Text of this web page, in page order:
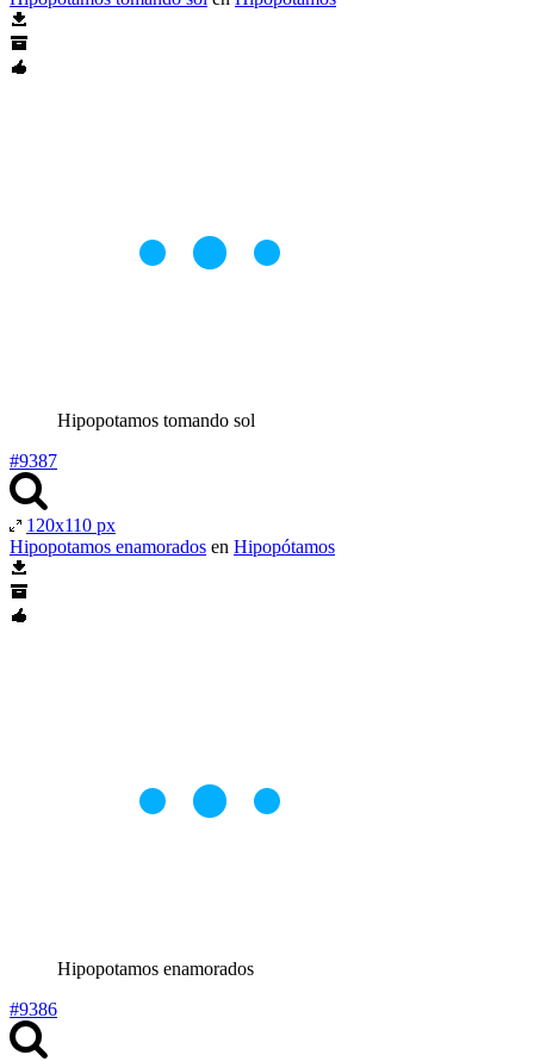
Hipopotamos tomando sol
#9387
120x110 px
Hipopotamos enamorados en Hipopótamos
Hipopotamos enamorados
#9386